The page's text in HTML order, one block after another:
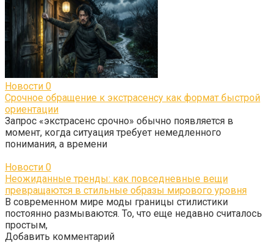
Новости 0
Срочное обращение к экстрасенсу как формат быстрой
ориентации
Запрос «экстрасенс срочно» обычно появляется в
момент, когда ситуация требует немедленного
понимания, а времени
Новости 0
Неожиданные тренды: как повседневные вещи
превращаются в стильные образы мирового уровня
В современном мире моды границы стилистики
постоянно размываются. То, что еще недавно считалось
простым,
Добавить комментарий